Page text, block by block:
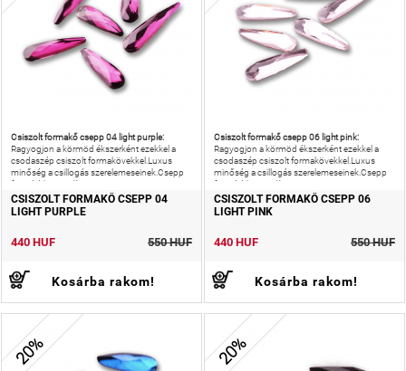
Csiszolt formakő csepp 04 light purple:
Ragyogjon a körmöd ékszerként ezekkel a
csodaszép csiszolt formakövekkel.Luxus
minőség a csillogás szerelemeseinek.Csepp
formájú körömdísz.
CSISZOLT FORMAKŐ CSEPP 04
LIGHT PURPLE
440 HUF 550 HUF
Kosárba rakom!
Csiszolt formakő csepp 06 light pink:
Ragyogjon a körmöd ékszerként ezekkel a
csodaszép csiszolt formakövekkel.Luxus
minőség a csillogás szerelemeseinek.Csepp
formájú körömdísz.
CSISZOLT FORMAKŐ CSEPP 06
LIGHT PINK
440 HUF 550 HUF
Kosárba rakom!
20% 20%